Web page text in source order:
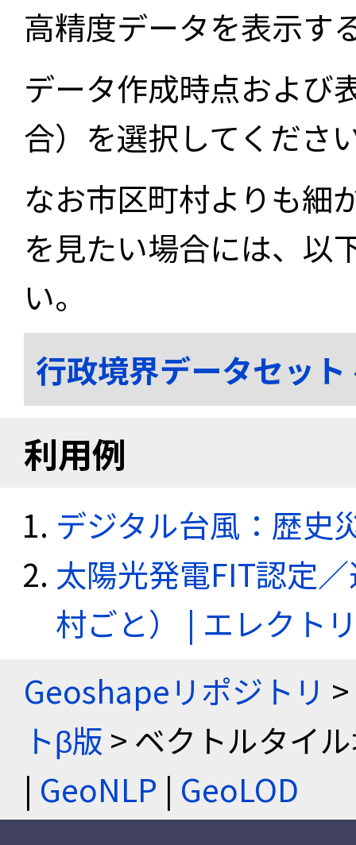
高精度データを表示す
データ作成時点および
合）を選択してくださ
なお市区町村よりも細
を見たい場合には、以
い。
行政境界データセッ
利用例
デジタル台風：歴史
太陽光発電FIT認定
村ごと） | エレクト
Geoshapeリポジトリ >
トβ版 > ベクトルタイ
| GeoNLP | GeoLOD